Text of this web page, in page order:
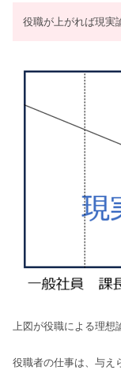
役職が上がれば現実
上図が役職による理想
役職者の仕事は、与え